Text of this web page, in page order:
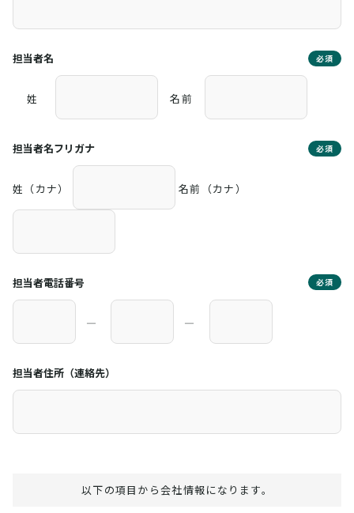
担当者名 必須
姓 名前
担当者名フリガナ 必須
姓（カナ） 名前（カナ）
担当者電話番号 必須
― ―
担当者住所（連絡先）
以下の項目から会社情報になります。